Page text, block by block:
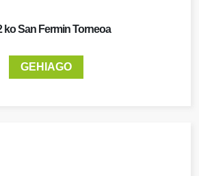
ko San Fermin Torneoa
GEHIAGO